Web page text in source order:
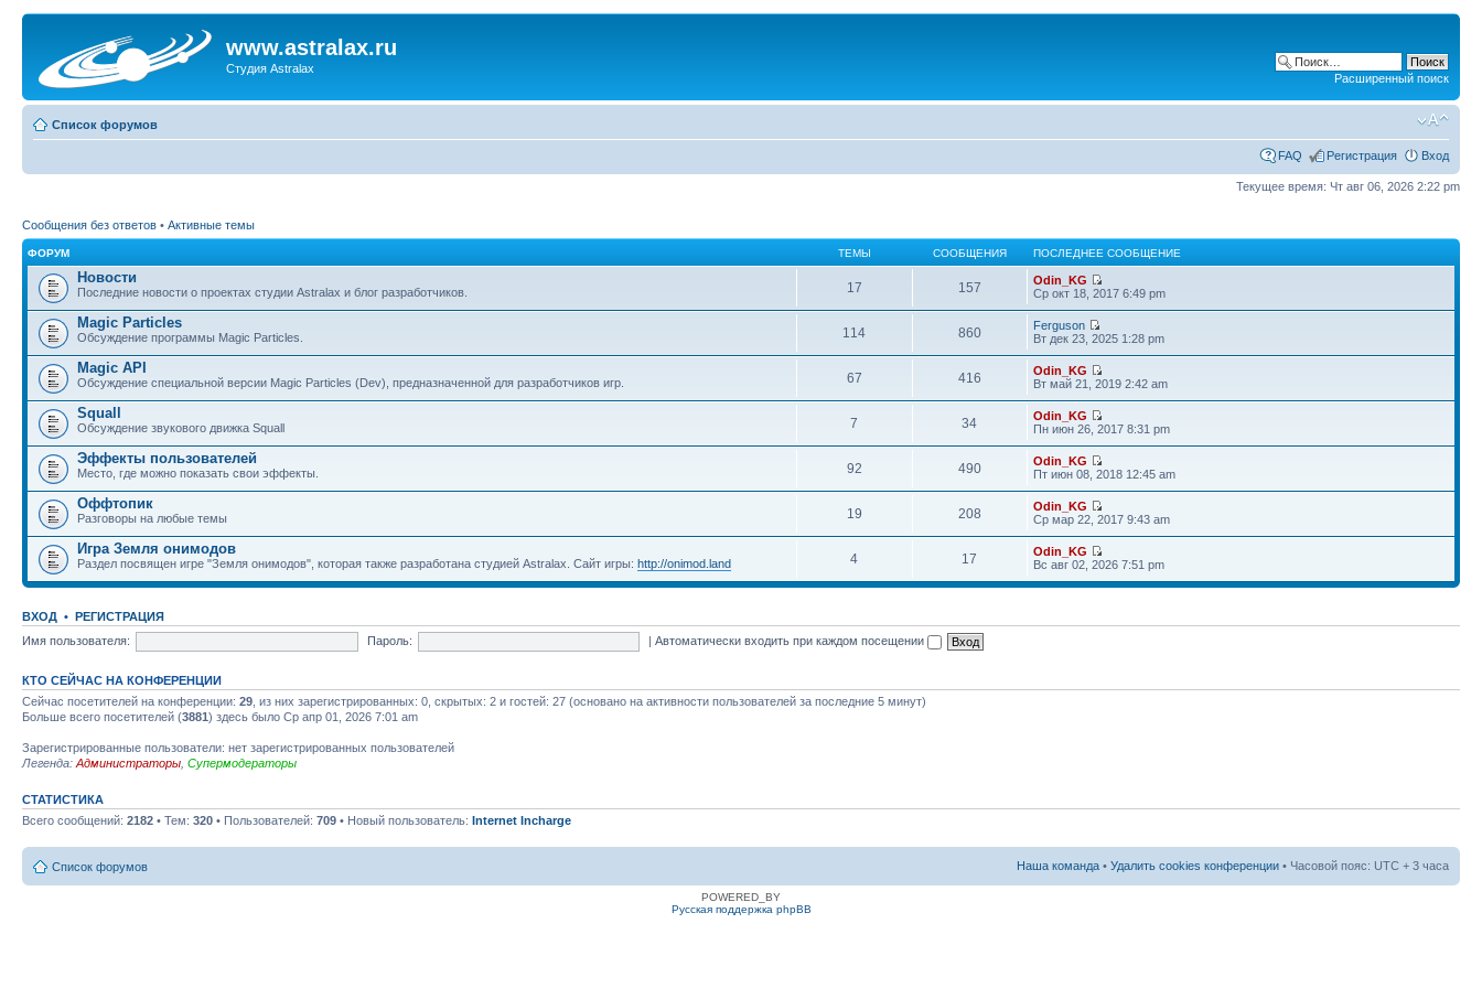
www.astralax.ru
Студия Astralax
Расширенный поиск
Список форумов
FAQ Регистрация Вход
Текущее время: Чт авг 06, 2026 2:22 pm
Сообщения без ответов • Активные темы
ФОРУМ ТЕМЫ СООБЩЕНИЯ ПОСЛЕДНЕЕ СООБЩЕНИЕ
Новости
Последние новости о проектах студии Astralax и блог разработчиков. 17 157
Odin_KG
Ср окт 18, 2017 6:49 pm
Magic Particles
Обсуждение программы Magic Particles. 114 860
Ferguson
Вт дек 23, 2025 1:28 pm
Magic API
Обсуждение специальной версии Magic Particles (Dev), предназначенной для разработчиков игр. 67 416
Odin_KG
Вт май 21, 2019 2:42 am
Squall
Обсуждение звукового движка Squall 7 34
Odin_KG
Пн июн 26, 2017 8:31 pm
Эффекты пользователей
Место, где можно показать свои эффекты. 92 490
Odin_KG
Пт июн 08, 2018 12:45 am
Оффтопик
Разговоры на любые темы 19 208
Odin_KG
Ср мар 22, 2017 9:43 am
Игра Земля онимодов
Раздел посвящен игре "Земля онимодов", которая также разработана студией Astralax. Сайт игры: http://onimod.land 4 17
Odin_KG
Вс авг 02, 2026 7:51 pm
ВХОД • РЕГИСТРАЦИЯ
Имя пользователя:
Пароль: |Автоматически входить при каждом посещении
КТО СЕЙЧАС НА КОНФЕРЕНЦИИ
Сейчас посетителей на конференции: 29 , из них зарегистрированных: 0, скрытых: 2 и гостей: 27 (основано на активности пользователей за последние 5 минут)
Больше всего посетителей (3881) здесь было Ср апр 01, 2026 7:01 am
Зарегистрированные пользователи: нет зарегистрированных пользователей
Легенда: Администраторы Супермодераторы
СТАТИСТИКА
Всего сообщений: 2182 • Тем: 320 • Пользователей: 709 • Новый пользователь: Internet Incharge
Список форумов Наша команда • Удалить cookies конференции • Часовой пояс: UTC + 3 часа
POWERED_BY
Русская поддержка phpBB